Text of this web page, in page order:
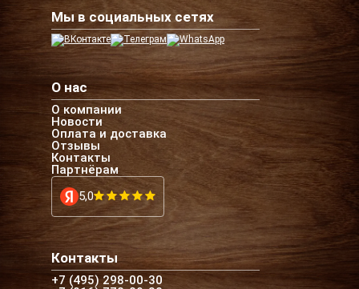
Мы в социальных сетях
О нас
О компании
Новости
Оплата и доставка
Отзывы
Контакты
Партнёрам
5,0
Контакты
+7 (495) 298-00-30